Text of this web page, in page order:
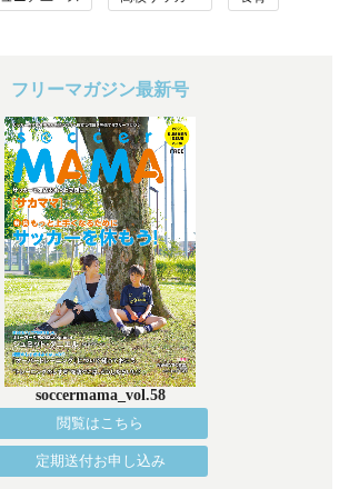
フリーマガジン最新号
soccermama_vol.58
閲覧はこちら
定期送付お申し込み